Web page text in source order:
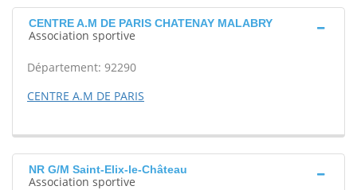
CENTRE A.M DE PARIS CHATENAY MALABRY
Association sportive
Département: 92290
CENTRE A.M DE PARIS
NR G/M Saint-Elix-le-Château
Association sportive